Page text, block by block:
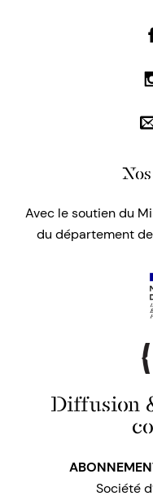
Avec le soutien du
du département
Diffusion
Société